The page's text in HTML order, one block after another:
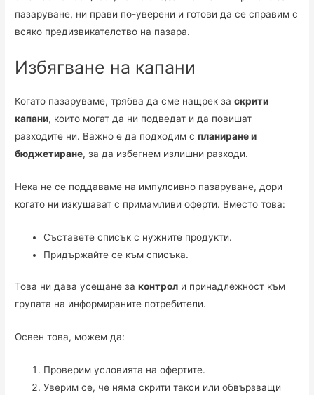
пазаруване, ни прави по-уверени и готови да се справим с
всяко предизвикателство на пазара.
Избягване на капани
Когато пазаруваме, трябва да сме нащрек заскрити
капани, които могат да ни подведат и да повишат
разходите ни. Важно е да подходим спланиране и
бюджетиране, за да избегнем излишни разходи.
Нека не се поддаваме на импулсивно пазаруване, дори
когато ни изкушават с примамливи оферти. Вместо това:
Съставете списък с нужните продукти.
Придържайте се към списъка.
Това ни дава усещане законтрол и принадлежност към
групата на информираните потребители.
Освен това, можем да:
Проверим условията на офертите.
Уверим се, че няма скрити такси или обвързващи